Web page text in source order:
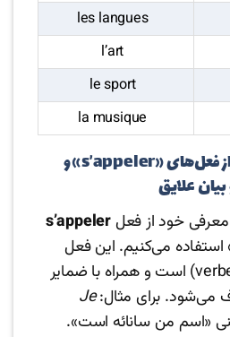
les langues
l’art
le sport
la musique
گرامر درس: استفاده از فعل‌های «s’appeler» و
معرفی خود از فعلs’appeler
استفاده می‌کنیم. این فعل
بازتابی (verbe pronominal) است و همراه با ضمایر
می‌شود. برای مثال:Je
«اسم من سانائه است».